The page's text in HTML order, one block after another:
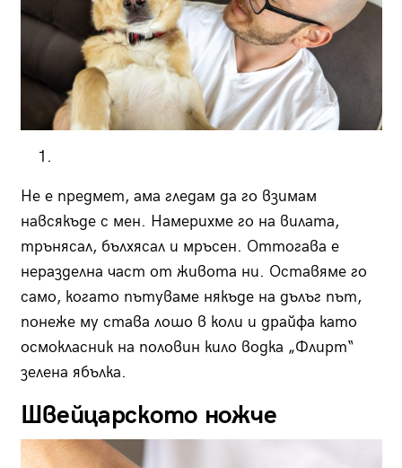
Не е предмет, ама гледам да го взимам
навсякъде с мен. Намерихме го на вилата,
трънясал, бълхясал и мръсен. Оттогава е
неразделна част от живота ни. Оставяме го
само, когато пътуваме някъде на дълъг път,
понеже му става лошо в коли и драйфа като
осмокласник на половин кило водка „Флирт“
зелена ябълка.
Швейцарското ножче